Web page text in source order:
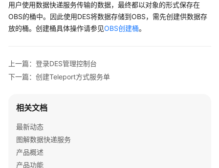
速
入
门
户
指
Teleport
式
详
细
用户使用数据快递服务传输的数据，最终都以对象的形式保存在
OBS的桶中。因此使用DES将数据存储到OBS，需先创建供数据存
放的桶。创建桶具体操作请参见OBS创建桶。
上一篇：登录DES管理控制台
下一篇：创建Teleport方式服务单
相关文档
最新动态
图解数据快递服务
产品概述
产品功能